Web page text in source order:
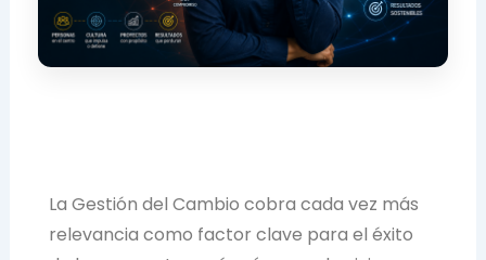
La Gestión del Cambio cobra cada vez más
relevancia como factor clave para el éxito